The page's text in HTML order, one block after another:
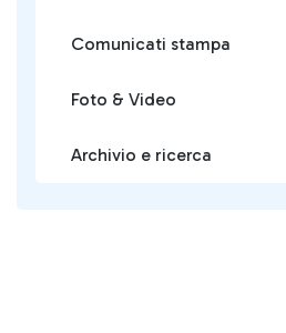
Comunicati stampa
Foto & Video
Archivio e ricerca